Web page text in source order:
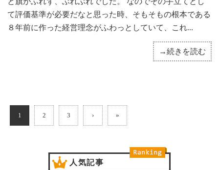
て評価基準が必要だなと思った時、そもそもの根本である
８年前に作った経営理念がふわっとしていて、これ...
→続きを読む
1 2 3 › »
人気記事